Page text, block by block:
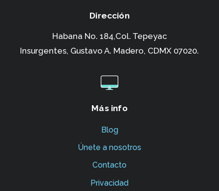
Dirección
Habana No. 184,Col. Tepeyac
Insurgentes, Gustavo A. Madero, CDMX 07020.
Más info
Blog
Únete a nosotros
Contacto
Privacidad